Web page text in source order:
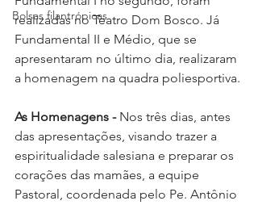
Bolsas filantrópicas
realizadas no Teatro Dom Bosco. Já
Fundamental II e Médio, que se
apresentaram no último dia, realizaram
a homenagem na quadra poliesportiva.
As Homenagens - Nos três dias, antes
das apresentações, visando trazer a
espiritualidade salesiana e preparar os
corações das mamães, a equipe
Pastoral, coordenada pelo Pe. Antônio